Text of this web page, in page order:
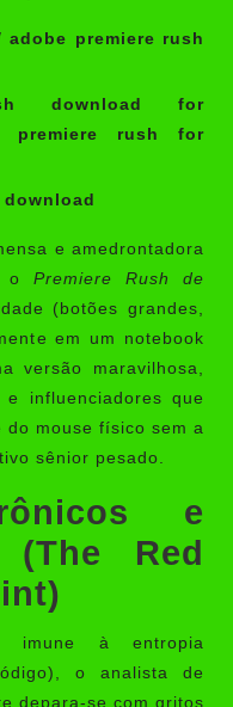
adobe premiere rush
download for
premiere rush for
e amedrontadora
, o Premiere Rush de
(botões grandes,
em um notebook
versão maravilhosa,
influenciadores que
mouse físico sem a
sênior pesado.
e
(The Red
imune à entropia
o analista de
depara-se com gritos